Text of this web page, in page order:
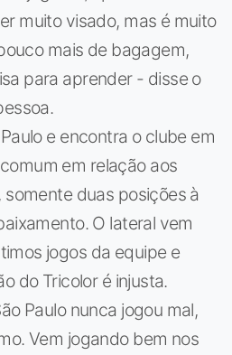
muito visado, mas é muito
mais de bagagem,
para aprender - disse o
e encontra o clube em
em relação aos
somente duas posições à
O lateral vem
jogos da equipe e
do Tricolor é injusta.
Paulo nunca jogou mal,
Vem jogando bem nos